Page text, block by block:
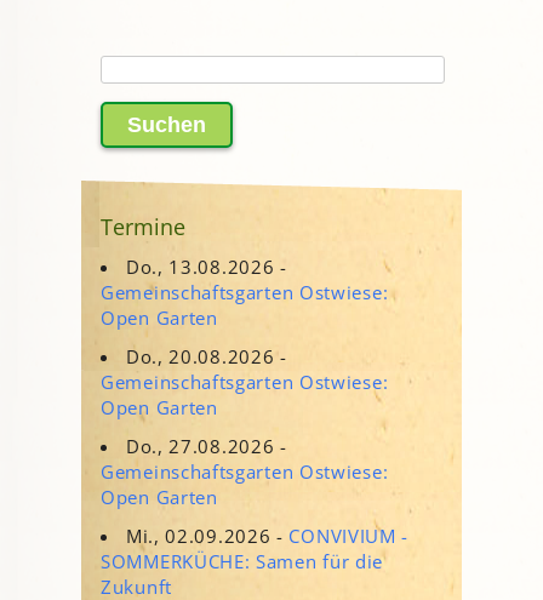
nach:
Termine
Do., 13.08.2026 -
Gemeinschaftsgarten Ostwiese:
Open Garten
Do., 20.08.2026 -
Gemeinschaftsgarten Ostwiese:
Open Garten
Do., 27.08.2026 -
Gemeinschaftsgarten Ostwiese:
Open Garten
Mi., 02.09.2026 - CONVIVIUM -
SOMMERKÜCHE: Samen für die
Zukunft